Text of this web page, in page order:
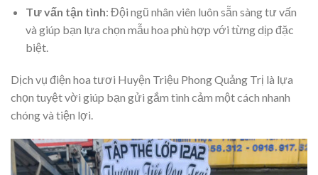
Tư vấn tận tình: Đội ngũ nhân viên luôn sẵn sàng tư vấn
và giúp bạn lựa chọn mẫu hoa phù hợp với từng dịp đặc
biệt.
Dịch vụ điện hoa tươi Huyện Triệu Phong Quảng Trị là lựa
chọn tuyệt vời giúp bạn gửi gắm tình cảm một cách nhanh
chóng và tiện lợi.